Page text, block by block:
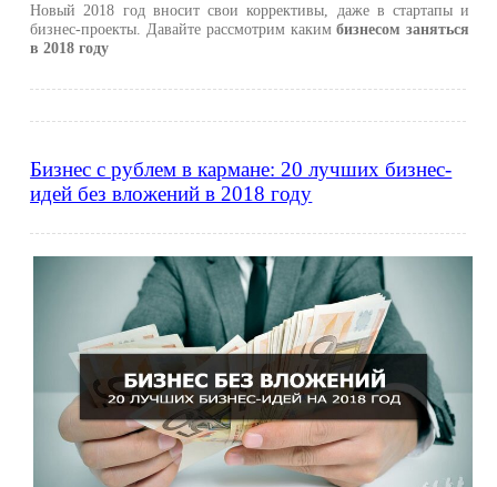
Новый 2018 год вносит свои коррективы, даже в стартапы и
бизнес-проекты. Давайте рассмотрим какимбизнесом заняться
в 2018 году
Бизнес с рублем в кармане: 20 лучших бизнес-
идей без вложений в 2018 году